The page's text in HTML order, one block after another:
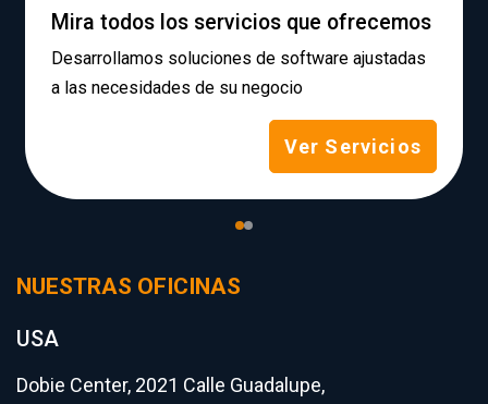
Mira todos los servicios que ofrecemos
Desarrollamos soluciones de software ajustadas
a las necesidades de su negocio
Ver Servicios
NUESTRAS OFICINAS
USA
Dobie Center, 2021 Calle Guadalupe,